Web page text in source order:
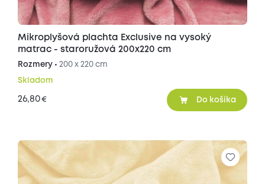
Mikroplyšová plachta Exclusive na vysoký
matrac - staroružová 200x220 cm
Rozmery • 200 x 220 cm
Skladom
26,80€ Do košíka